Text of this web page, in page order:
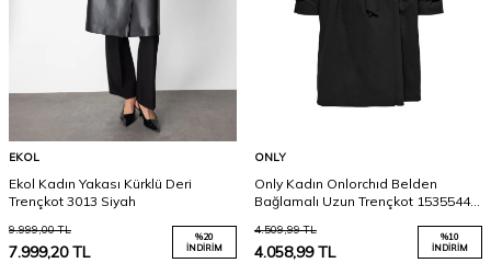
EKOL
Ekol Kadın Yakası Kürklü Deri
Trençkot 3013 Siyah
9.999,00TL
7.999,20TL
%20
İNDIRIM
ONLY
Only Kadın Onlorchıd Belden
Bağlamalı Uzun Trençkot 15355443
4.509,99TL
4.058,99TL
%10
İNDIRIM